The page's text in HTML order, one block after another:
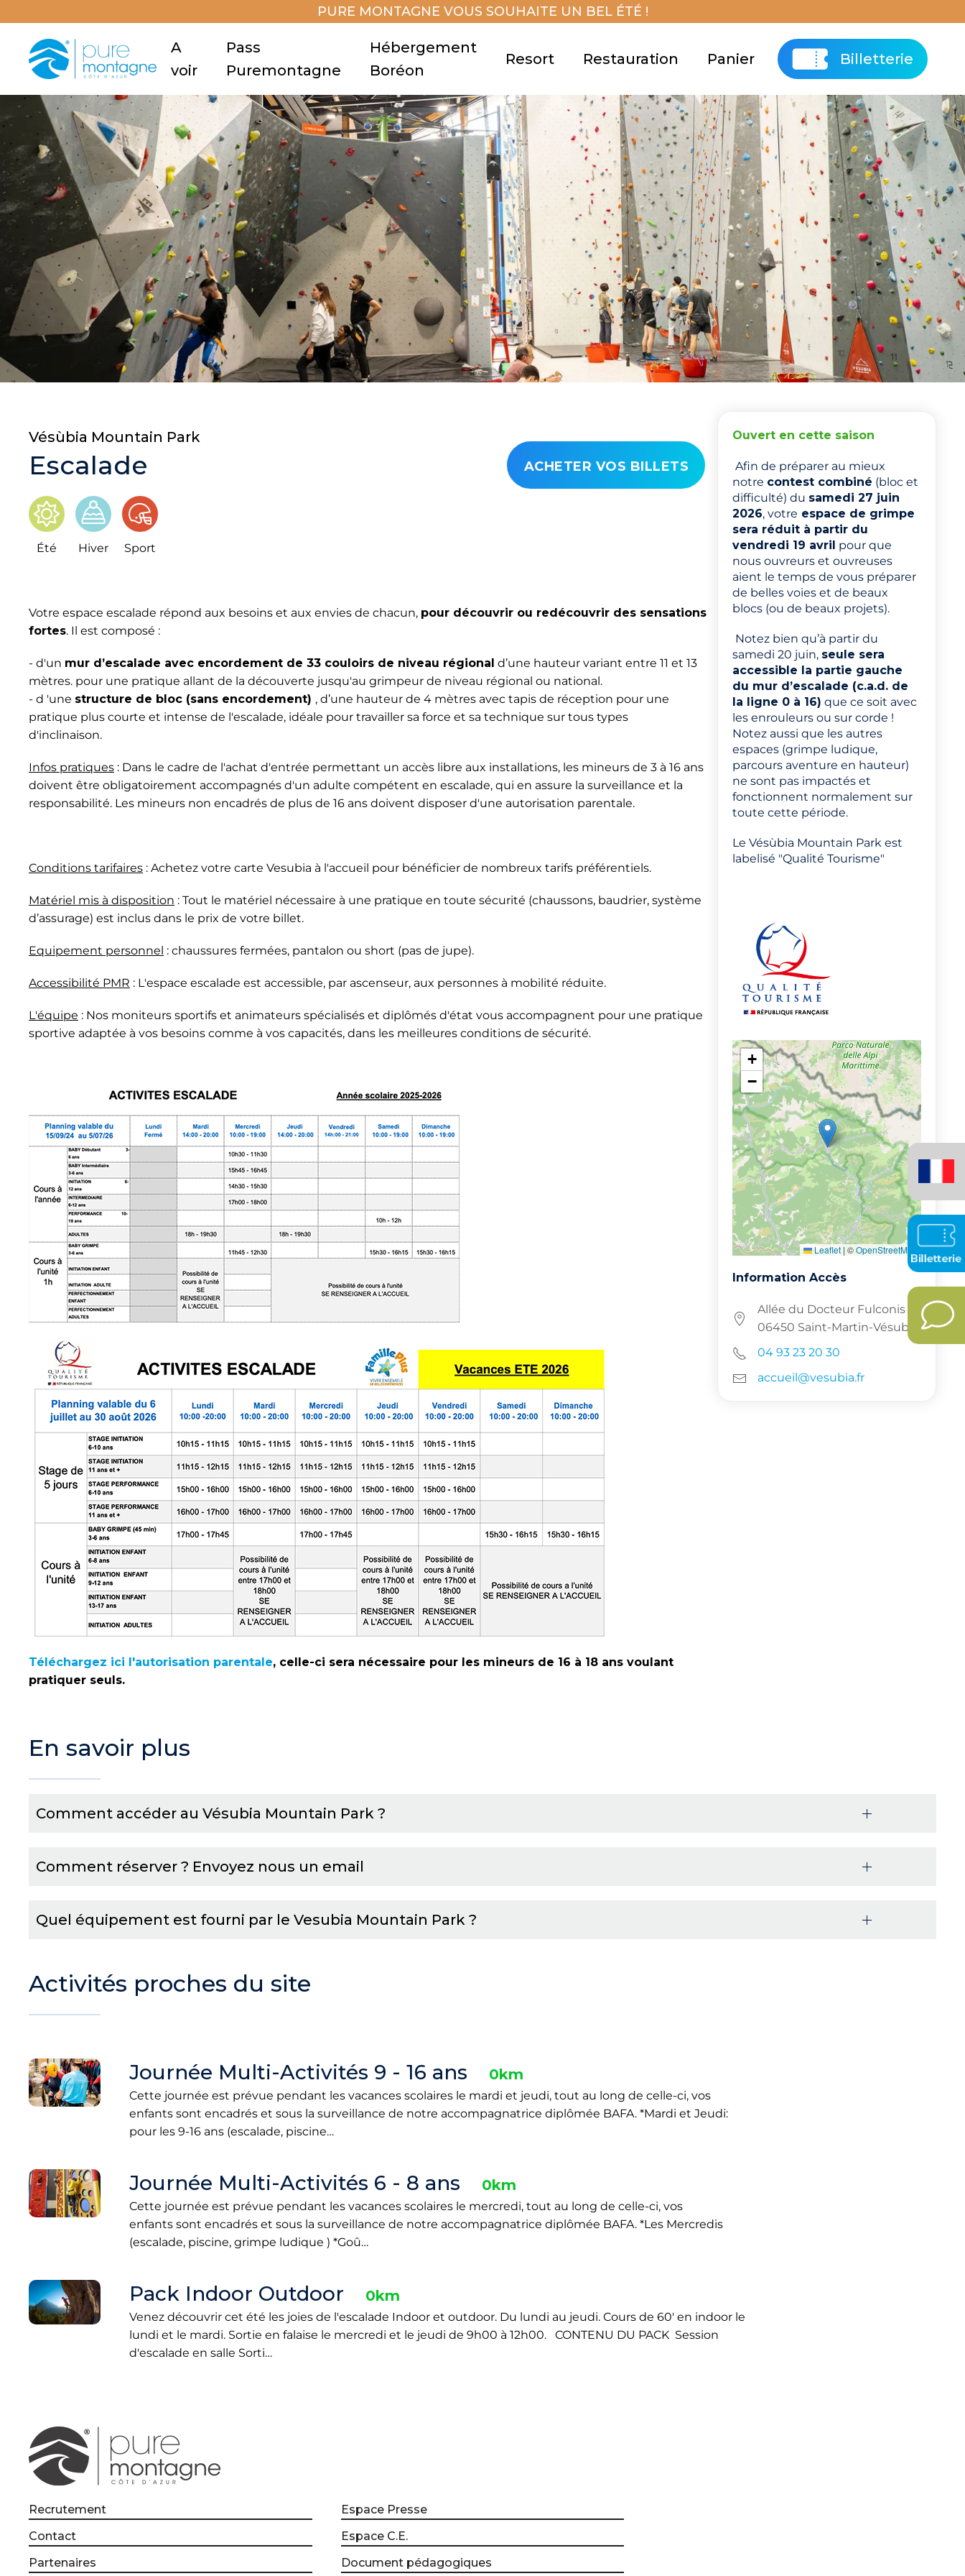
PURE MONTAGNE VOUS SOUHAITE UN BEL ÉTÉ !
A
voir
Pass
Puremontagne
Hébergement
Boréon
Resort Restauration Panier Billetterie
ACHETER VOS BILLETS
Vésùbia Mountain Park
Escalade
Été Hiver Sport
Votre espace escalade répond aux besoins et aux envies de chacun, pour découvrir ou redécouvrir des sensations
fortes. Il est composé :
- d'un mur d’escalade avec encordement de 33 couloirs de niveau régional d’une hauteur variant entre 11 et 13
mètres. pour une pratique allant de la découverte jusqu'au grimpeur de niveau régional ou national.
- d 'une structure de bloc (sans encordement) , d’une hauteur de 4 mètres avec tapis de réception pour une
pratique plus courte et intense de l'escalade, idéale pour travailler sa force et sa technique sur tous types
d'inclinaison.
Infos pratiques : Dans le cadre de l'achat d'entrée permettant un accès libre aux installations, les mineurs de 3 à 16 ans
doivent être obligatoirement accompagnés d'un adulte compétent en escalade, qui en assure la surveillance et la
responsabilité. Les mineurs non encadrés de plus de 16 ans doivent disposer d'une autorisation parentale.
Conditions tarifaires : Achetez votre carte Vesubia à l'accueil pour bénéficier de nombreux tarifs préférentiels.
Matériel mis à disposition : Tout le matériel nécessaire à une pratique en toute sécurité (chaussons, baudrier, système
d’assurage) est inclus dans le prix de votre billet.
Equipement personnel : chaussures fermées, pantalon ou short (pas de jupe).
Accessibilité PMR : L'espace escalade est accessible, par ascenseur, aux personnes à mobilité réduite.
L'équipe : Nos moniteurs sportifs et animateurs spécialisés et diplômés d'état vous accompagnent pour une pratique
sportive adaptée à vos besoins comme à vos capacités, dans les meilleures conditions de sécurité.
Téléchargez ici l'autorisation parentale, celle-ci sera nécessaire pour les mineurs de 16 à 18 ans voulant
pratiquer seuls.
Ouvert en cette saison
Afin de préparer au mieux
notre contest combiné (bloc et
difficulté) du samedi 27 juin
2026, votre espace de grimpe
sera réduit à partir du
vendredi 19 avril pour que
nous ouvreurs et ouvreuses
aient le temps de vous préparer
de belles voies et de beaux
blocs (ou de beaux projets).
Notez bien qu’à partir du
samedi 20 juin, seule sera
accessible la partie gauche
du mur d’escalade (c.a.d. de
la ligne 0 à 16) que ce soit avec
les enrouleurs ou sur corde !
Notez aussi que les autres
espaces (grimpe ludique,
parcours aventure en hauteur)
ne sont pas impactés et
fonctionnent normalement sur
toute cette période.
Le Vésùbia Mountain Park est
labelisé "Qualité Tourisme"
+
−
Leaflet | ©OpenStreetMap
Information Accès
Allée du Docteur Fulconis
06450 Saint-Martin-Vésubie
04 93 23 20 30
accueil@vesubia.fr
En savoir plus
Comment accéder au Vésubia Mountain Park ?
Comment réserver ? Envoyez nous un email
Quel équipement est fourni par le Vesubia Mountain Park ?
Activités proches du site
Journée Multi-Activités 9 - 16 ans 0km
Cette journée est prévue pendant les vacances scolaires le mardi et jeudi, tout au long de celle-ci, vos
enfants sont encadrés et sous la surveillance de notre accompagnatrice diplômée BAFA. *Mardi et Jeudi:
pour les 9-16 ans (escalade, piscine…
Journée Multi-Activités 6 - 8 ans 0km
Cette journée est prévue pendant les vacances scolaires le mercredi, tout au long de celle-ci, vos
enfants sont encadrés et sous la surveillance de notre accompagnatrice diplômée BAFA. *Les Mercredis
(escalade, piscine, grimpe ludique ) *Goû…
Pack Indoor Outdoor 0km
Venez découvrir cet été les joies de l'escalade Indoor et outdoor. Du lundi au jeudi. Cours de 60' en indoor le
lundi et le mardi. Sortie en falaise le mercredi et le jeudi de 9h00 à 12h00. CONTENU DU PACK Session
d'escalade en salle Sorti…
Recrutement
Contact
Partenaires
Espace Presse
Espace C.E.
Document pédagogiques